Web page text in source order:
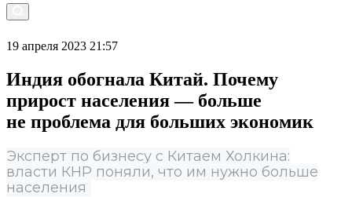
19 апреля 2023 21:57
Индия обогнала Китай. Почему
прирост населения — больше
не проблема для больших экономик
Эксперт по бизнесу с Китаем Холкина:
власти КНР поняли, что им нужно больше
населения